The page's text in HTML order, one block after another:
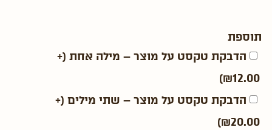
תוספת
הדבקת טקסט על מוצר – מילה אחת (+
₪12.00
)
הדבקת טקסט על מוצר – שתי מילים (+
₪20.00
)